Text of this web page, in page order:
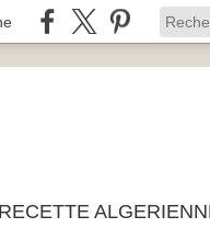
RECETTE